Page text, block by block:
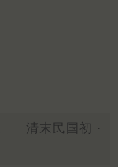
清末民国初 ·